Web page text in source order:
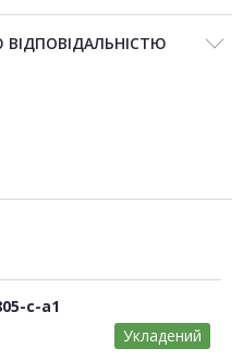
c-a1
Укладений